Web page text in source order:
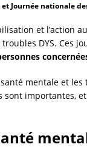
Journée nationale
et l’action
DYS. Ces
mentale et les
sont importantes,